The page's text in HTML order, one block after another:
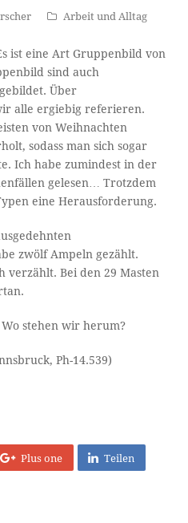
Arbeit und Alltag
ist eine Art Gruppenbild von
sind auch
Über
alle ergiebig referieren.
von Weihnachten
sodass man sich sogar
Ich habe zumindest in der
gelesen… Trotzdem
eine Herausforderung.
zwölf Ampeln gezählt.
verzählt. Bei den 29 Masten
stehen wir herum?
Ph-14.539)
Plus one Teilen